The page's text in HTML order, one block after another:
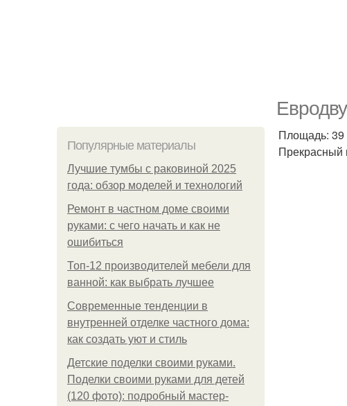
Популярные материалы
Лучшие тумбы с раковиной 2025
года: обзор моделей и технологий
Ремонт в частном доме своими
руками: с чего начать и как не
ошибиться
Топ-12 производителей мебели для
ванной: как выбрать лучшее
Современные тенденции в
внутренней отделке частного дома:
как создать уют и стиль
Детские поделки своими руками.
Поделки своими руками для детей
(120 фото): подробный мастер-
Площадь: 39
Прекрасный